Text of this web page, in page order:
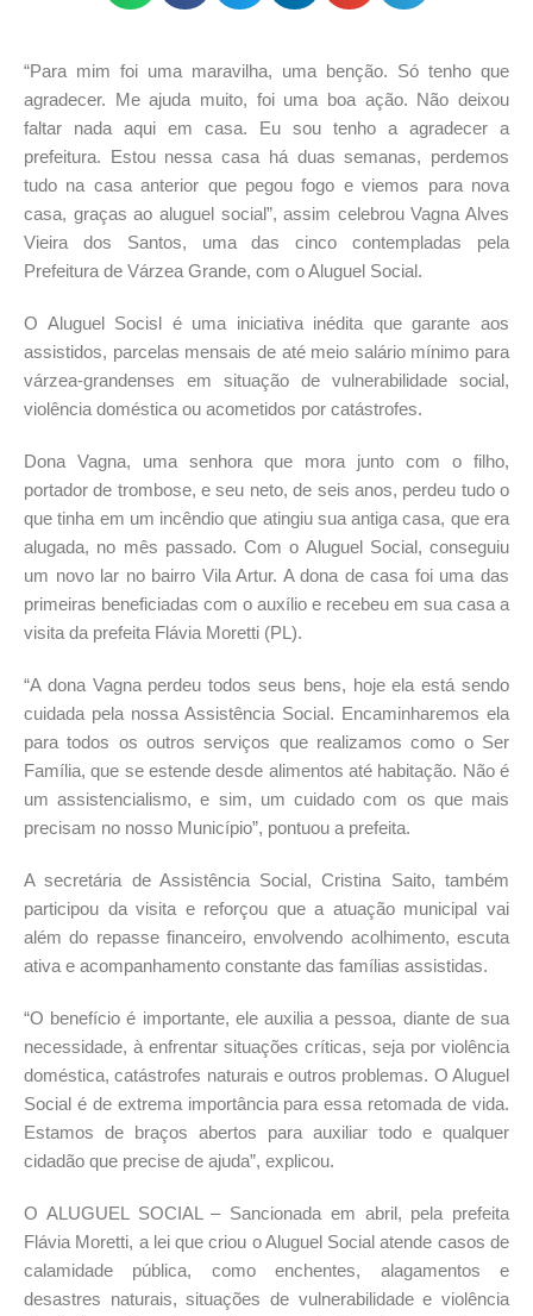
“Para mim foi uma maravilha, uma benção. Só tenho que
agradecer. Me ajuda muito, foi uma boa ação. Não deixou
faltar nada aqui em casa. Eu sou tenho a agradecer a
prefeitura. Estou nessa casa há duas semanas, perdemos
tudo na casa anterior que pegou fogo e viemos para nova
casa, graças ao aluguel social”, assim celebrou Vagna Alves
Vieira dos Santos, uma das cinco contempladas pela
Prefeitura de Várzea Grande, com o Aluguel Social.
O Aluguel Socisl é uma iniciativa inédita que garante aos
assistidos, parcelas mensais de até meio salário mínimo para
várzea-grandenses em situação de vulnerabilidade social,
violência doméstica ou acometidos por catástrofes.
Dona Vagna, uma senhora que mora junto com o filho,
portador de trombose, e seu neto, de seis anos, perdeu tudo o
que tinha em um incêndio que atingiu sua antiga casa, que era
alugada, no mês passado. Com o Aluguel Social, conseguiu
um novo lar no bairro Vila Artur. A dona de casa foi uma das
primeiras beneficiadas com o auxílio e recebeu em sua casa a
visita da prefeita Flávia Moretti (PL).
“A dona Vagna perdeu todos seus bens, hoje ela está sendo
cuidada pela nossa Assistência Social. Encaminharemos ela
para todos os outros serviços que realizamos como o Ser
Família, que se estende desde alimentos até habitação. Não é
um assistencialismo, e sim, um cuidado com os que mais
precisam no nosso Município”, pontuou a prefeita.
A secretária de Assistência Social, Cristina Saito, também
participou da visita e reforçou que a atuação municipal vai
além do repasse financeiro, envolvendo acolhimento, escuta
ativa e acompanhamento constante das famílias assistidas.
“O benefício é importante, ele auxilia a pessoa, diante de sua
necessidade, à enfrentar situações críticas, seja por violência
doméstica, catástrofes naturais e outros problemas. O Aluguel
Social é de extrema importância para essa retomada de vida.
Estamos de braços abertos para auxiliar todo e qualquer
cidadão que precise de ajuda”, explicou.
O ALUGUEL SOCIAL – Sancionada em abril, pela prefeita
Flávia Moretti, a lei que criou o Aluguel Social atende casos de
calamidade pública, como enchentes, alagamentos e
desastres naturais, situações de vulnerabilidade e violência